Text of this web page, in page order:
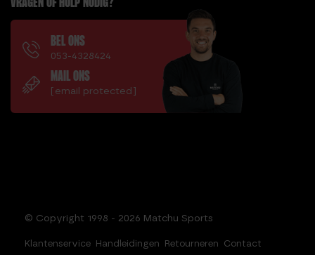
VRAGEN OF HULP NODIG?
BEL ONS
053-4328424
MAIL ONS
[email protected]
© Copyright 1998 - 2026 Matchu Sports
Klantenservice Handleidingen Retourneren Contact